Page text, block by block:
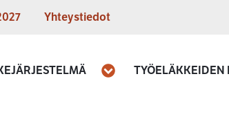
Yhteystiedot
Avaa TYÖELÄKKEIDEN